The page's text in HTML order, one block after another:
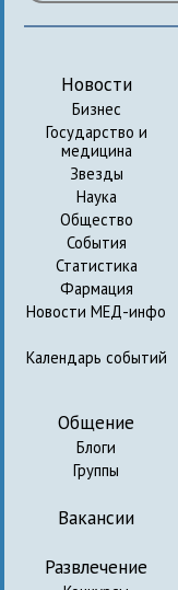
Новости
Бизнес
Государство и
медицина
Звезды
Наука
Общество
События
Статистика
Фармация
Новости МЕД-инфо
Календарь событий
Общение
Блоги
Группы
Вакансии
Развлечение